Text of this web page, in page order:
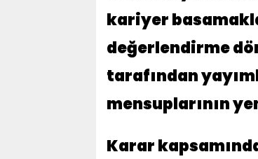
kariyer
değerlendirme
tarafından
mensuplarının
Karar